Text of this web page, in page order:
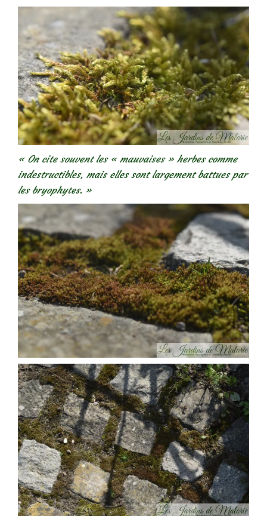
« On cite souvent les « mauvaises » herbes comme
indestructibles, mais elles sont largement battues par
les bryophytes. »